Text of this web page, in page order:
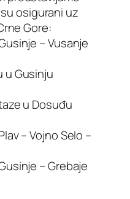
osigurani uz
Gore:
– Vusanje
u Gusinju
u Dosuđu
– Vojno Selo –
– Grebaje